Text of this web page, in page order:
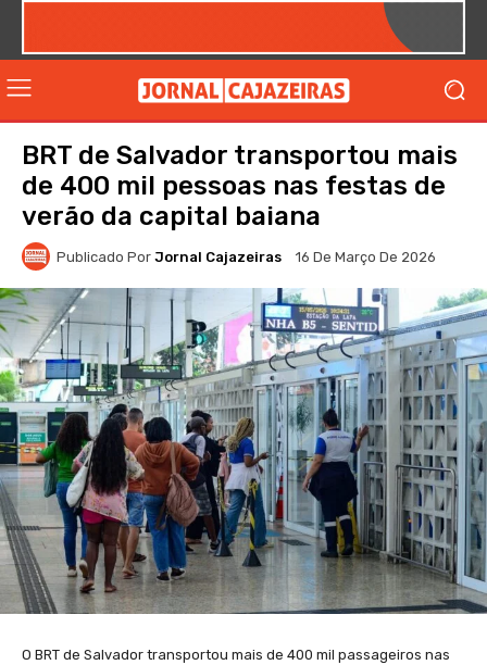
BRT de Salvador transportou mais
de 400 mil pessoas nas festas de
verão da capital baiana
Publicado Por Jornal Cajazeiras 16 De Março De 2026
O BRT de Salvador transportou mais de 400 mil passageiros nas